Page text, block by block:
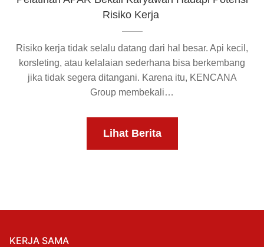
Risiko Kerja
Risiko kerja tidak selalu datang dari hal besar. Api kecil,
korsleting, atau kelalaian sederhana bisa berkembang
jika tidak segera ditangani. Karena itu, KENCANA
Group membekali…
Lihat Berita
KERJA SAMA